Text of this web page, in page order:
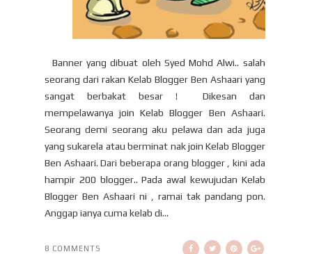
Banner yang dibuat oleh Syed Mohd Alwi.. salah
seorang dari rakan Kelab Blogger Ben Ashaari yang
sangat berbakat besar ! Dikesan dan
mempelawanya join Kelab Blogger Ben Ashaari.
Seorang demi seorang aku pelawa dan ada juga
yang sukarela atau berminat nak join Kelab Blogger
Ben Ashaari. Dari beberapa orang blogger , kini ada
hampir 200 blogger.. Pada awal kewujudan Kelab
Blogger Ben Ashaari ni , ramai tak pandang pon.
Anggap ianya cuma kelab di...
8 COMMENTS